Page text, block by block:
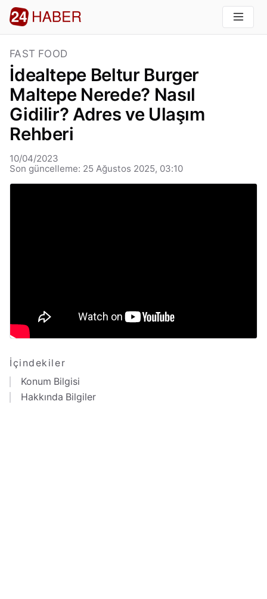
FAST FOOD
İdealtepe Beltur Burger
Maltepe Nerede? Nasıl
Gidilir? Adres ve Ulaşım
Rehberi
10/04/2023
Son güncelleme: 25 Ağustos 2025, 03:10
İçindekiler
Konum Bilgisi
Hakkında Bilgiler